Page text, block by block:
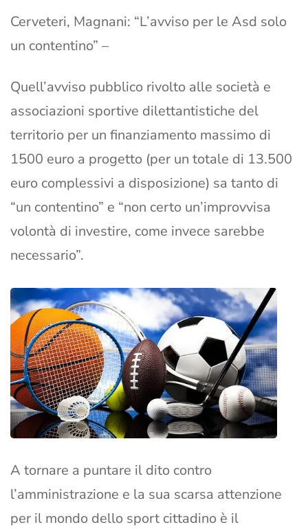
Cerveteri, Magnani: “L’avviso per le Asd solo
un contentino” –
Quell’avviso pubblico rivolto alle società e
associazioni sportive dilettantistiche del
territorio per un finanziamento massimo di
1500 euro a progetto (per un totale di 13.500
euro complessivi a disposizione) sa tanto di
“un contentino” e “non certo un’improvvisa
volontà di investire, come invece sarebbe
necessario”.
A tornare a puntare il dito contro
l’amministrazione e la sua scarsa attenzione
per il mondo dello sport cittadino è il